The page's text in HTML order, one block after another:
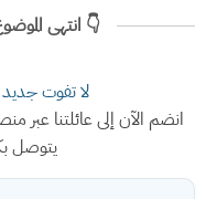
👇 انتهى
لا تفوت
انضم الآن إلى عائلتنا عبر
يتوصل